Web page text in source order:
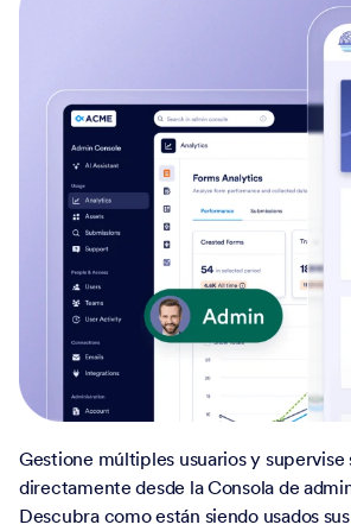
Gestione múltiples usuarios y supervise
directamente desde la Consola de
Descubra como están siendo usados